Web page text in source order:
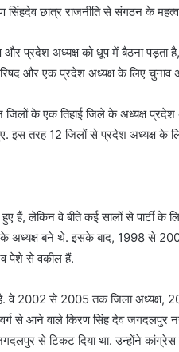
छात्र राजनीति से संगठन के
प्रदेश अध्यक्ष को धूप में बैठना पड़ता
और एक प्रदेश अध्यक्ष के लिए चुनाव
के एक तिहाई जिले के अध्यक्ष
तरह 12 जिलों से प्रदेश अध्यक्ष के
हुए हैं, लेकिन वे बीते कई सालों से
बने थे. इसके बाद, 1998 से 2000
पेशे से वकील हैं.
है. वे 2002 से 2005 तक जिला
से आने वाले किरण सिंह देव
से टिकट दिया था. उन्होंने कांग्रेस